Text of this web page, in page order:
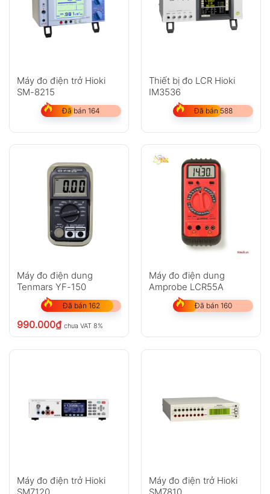
Máy đo điện trở Hioki
SM-8215
Đã bán 164
Thiết bị đo LCR Hioki
IM3536
Đã bán 588
Máy đo điện dung
Tenmars YF-150
Đã bán 162
990.000₫ chưa VAT 8%
Máy đo điện dung
Amprobe LCR55A
Đã bán 160
Máy đo điện trở Hioki
Máy đo điện trở Hioki